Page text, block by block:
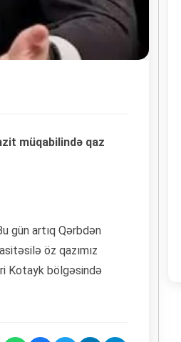
müqabilində qaz
gün artıq Qərbdən
öz qazımız
Kotayk bölgəsində